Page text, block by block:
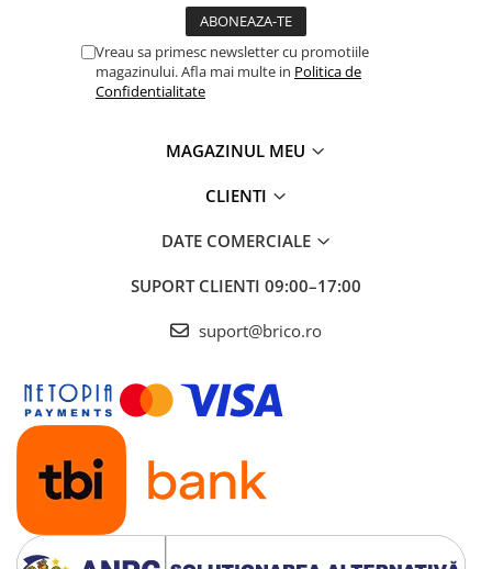
Vreau sa primesc newsletter cu promotiile
magazinului. Afla mai multe in Politica de
Confidentialitate
MAGAZINUL MEU
CLIENTI
DATE COMERCIALE
SUPORT CLIENTI 09:00–17:00
suport@brico.ro